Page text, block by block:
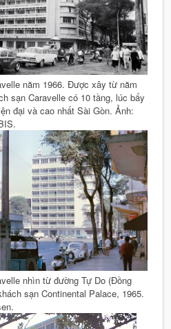
năm 1966. Được xây từ năm
sạn Caravelle có 10 tầng, lúc bấy
đại và cao nhất Sài Gòn. Ảnh:
nhìn từ đường Tự Do (Đồng
sạn Continental Palace, 1965.